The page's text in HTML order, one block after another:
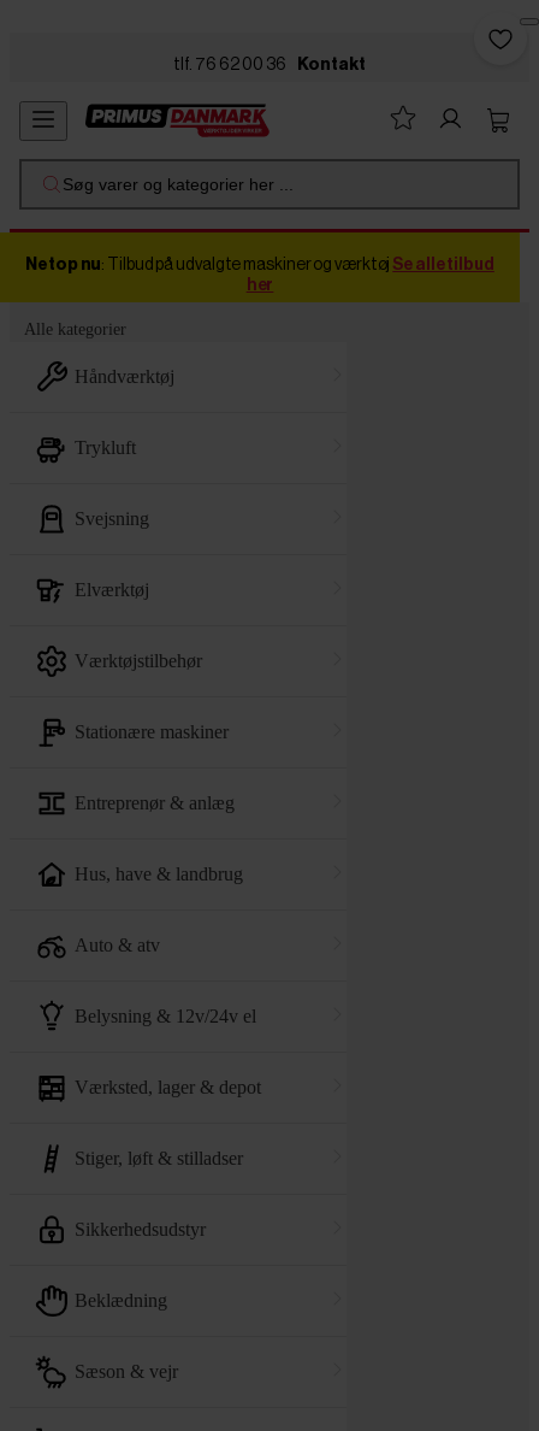
tlf. 76 62 00 36 Kontakt
Søg varer og kategorier her ...
Netop nu: Tilbud på udvalgte maskiner og værktøj Se alle tilbud
her
Alle kategorier
håndværktøj
trykluft
svejsning
elværktøj
værktøjstilbehør
stationære maskiner
entreprenør & anlæg
hus, have & landbrug
auto & atv
belysning & 12v/24v el
værksted, lager & depot
stiger, løft & stilladser
sikkerhedsudstyr
beklædning
sæson & vejr